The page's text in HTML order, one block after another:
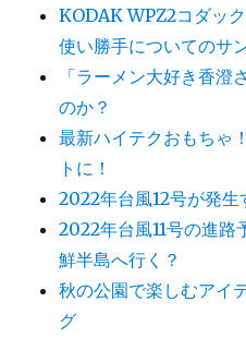
KODAK WPZ2コダッ
使い勝手についてのサ
「ラーメン大好き香澄
のか？
最新ハイテクおもちゃ
トに！
2022年台風12号が発
2022年台風11号の進路
鮮半島へ行く？
秋の公園で楽しむアイ
グ